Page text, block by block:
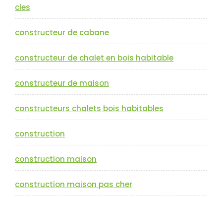
cles
constructeur de cabane
constructeur de chalet en bois habitable
constructeur de maison
constructeurs chalets bois habitables
construction
construction maison
construction maison pas cher